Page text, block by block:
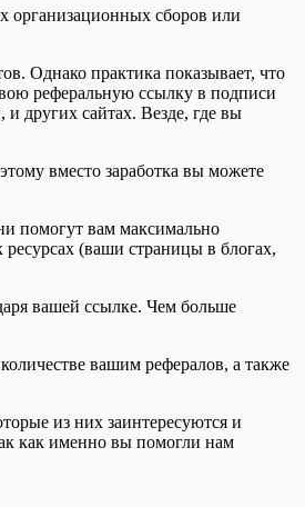
организационных сборов или
Однако практика показывает, что
реферальную ссылку в подписи
других сайтах. Везде, где вы
вместо заработка вы можете
помогут вам максимально
(ваши страницы в блогах,
вашей ссылке. Чем больше
вашим рефералов, а также
из них заинтересуются и
как именно вы помогли нам